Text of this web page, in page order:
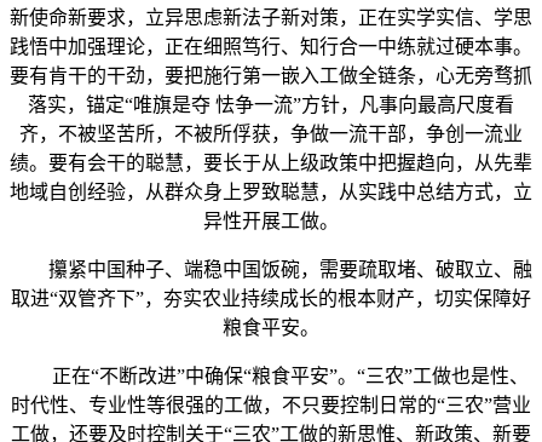
新使命新要求，立异思虑新法子新对策，正在实学实信、学思
践悟中加强理论，正在细照笃行、知行合一中练就过硬本事。
要有肯干的干劲，要把施行第一嵌入工做全链条，心无旁骛抓
落实，锚定“唯旗是夺 怯争一流”方针，凡事向最高尺度看
齐，不被坚苦所，不被所俘获，争做一流干部，争创一流业
绩。要有会干的聪慧，要长于从上级政策中把握趋向，从先辈
地域自创经验，从群众身上罗致聪慧，从实践中总结方式，立
异性开展工做。
攥紧中国种子、端稳中国饭碗，需要疏取堵、破取立、融
取进“双管齐下”，夯实农业持续成长的根本财产，切实保障好
粮食平安。
正在“不断改进”中确保“粮食平安”。“三农”工做也是性、
时代性、专业性等很强的工做，不只要控制日常的“三农”营业
工做，还要及时控制关于“三农”工做的新思惟、新政策、新要